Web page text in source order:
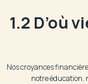
1.2 D’où
Nos croyances
notre éducation,